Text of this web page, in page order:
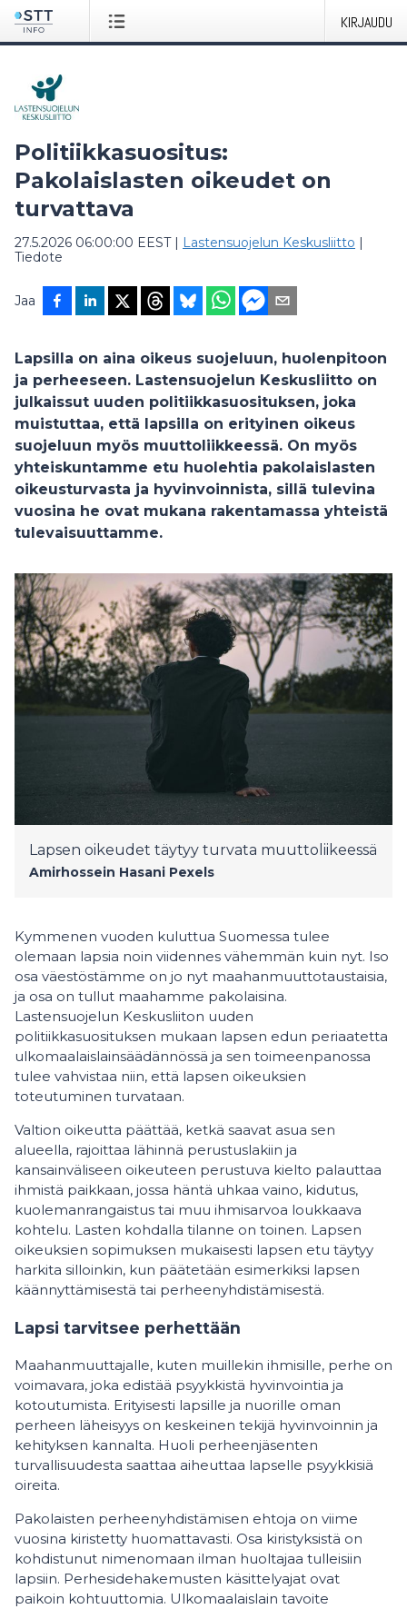
KIRJAUDU
Politiikkasuositus:
Pakolaislasten oikeudet on
turvattava
27.5.2026 06:00:00 EEST| Lastensuojelun Keskusliitto |
Tiedote
Jaa
Lapsilla on aina oikeus suojeluun, huolenpitoon
ja perheeseen. Lastensuojelun Keskusliitto on
julkaissut uuden politiikkasuosituksen, joka
muistuttaa, että lapsilla on erityinen oikeus
suojeluun myös muuttoliikkeessä. On myös
yhteiskuntamme etu huolehtia pakolaislasten
oikeusturvasta ja hyvinvoinnista, sillä tulevina
vuosina he ovat mukana rakentamassa yhteistä
tulevaisuuttamme.
Lapsen oikeudet täytyy turvata muuttoliikeessä
Amirhossein Hasani Pexels
Kymmenen vuoden kuluttua Suomessa tulee
olemaan lapsia noin viidennes vähemmän kuin nyt. Iso
osa väestöstämme on jo nyt maahanmuuttotaustaisia,
ja osa on tullut maahamme pakolaisina.
Lastensuojelun Keskusliiton uuden
politiikkasuosituksen mukaan lapsen edun periaatetta
ulkomaalaislainsäädännössä ja sen toimeenpanossa
tulee vahvistaa niin, että lapsen oikeuksien
toteutuminen turvataan.
Valtion oikeutta päättää, ketkä saavat asua sen
alueella, rajoittaa lähinnä perustuslakiin ja
kansainväliseen oikeuteen perustuva kielto palauttaa
ihmistä paikkaan, jossa häntä uhkaa vaino, kidutus,
kuolemanrangaistus tai muu ihmisarvoa loukkaava
kohtelu. Lasten kohdalla tilanne on toinen. Lapsen
oikeuksien sopimuksen mukaisesti lapsen etu täytyy
harkita silloinkin, kun päätetään esimerkiksi lapsen
käännyttämisestä tai perheenyhdistämisestä.
Lapsi tarvitsee perhettään
Maahanmuuttajalle, kuten muillekin ihmisille, perhe on
voimavara, joka edistää psyykkistä hyvinvointia ja
kotoutumista. Erityisesti lapsille ja nuorille oman
perheen läheisyys on keskeinen tekijä hyvinvoinnin ja
kehityksen kannalta. Huoli perheenjäsenten
turvallisuudesta saattaa aiheuttaa lapselle psyykkisiä
oireita.
Pakolaisten perheenyhdistämisen ehtoja on viime
vuosina kiristetty huomattavasti. Osa kiristyksistä on
kohdistunut nimenomaan ilman huoltajaa tulleisiin
lapsiin. Perhesidehakemusten käsittelyajat ovat
paikoin kohtuuttomia. Ulkomaalaislain tavoite